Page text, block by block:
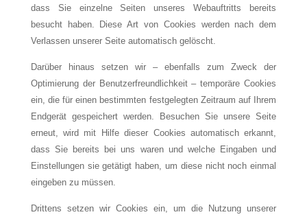
dass Sie einzelne Seiten unseres Webauftritts bereits
besucht haben. Diese Art von Cookies werden nach dem
Verlassen unserer Seite automatisch gelöscht.
Darüber hinaus setzen wir – ebenfalls zum Zweck der
Optimierung der Benutzerfreundlichkeit – temporäre Cookies
ein, die für einen bestimmten festgelegten Zeitraum auf Ihrem
Endgerät gespeichert werden. Besuchen Sie unsere Seite
erneut, wird mit Hilfe dieser Cookies automatisch erkannt,
dass Sie bereits bei uns waren und welche Eingaben und
Einstellungen sie getätigt haben, um diese nicht noch einmal
eingeben zu müssen.
Drittens setzen wir Cookies ein, um die Nutzung unserer